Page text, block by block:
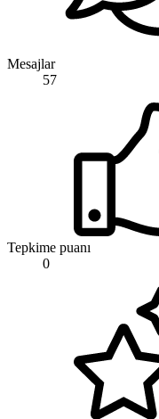
Mesajlar
57
Tepkime puanı
0